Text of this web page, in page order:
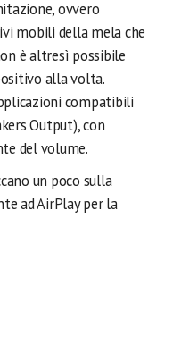
ovvero
mobili della mela che
è altresì possibile
alla volta.
compatibili
Output), con
del volume.